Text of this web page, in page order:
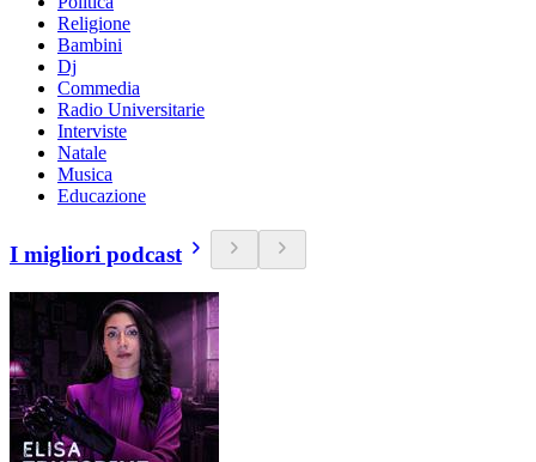
Religione
Bambini
Dj
Commedia
Radio Universitarie
Interviste
Natale
Musica
Educazione
I migliori podcast